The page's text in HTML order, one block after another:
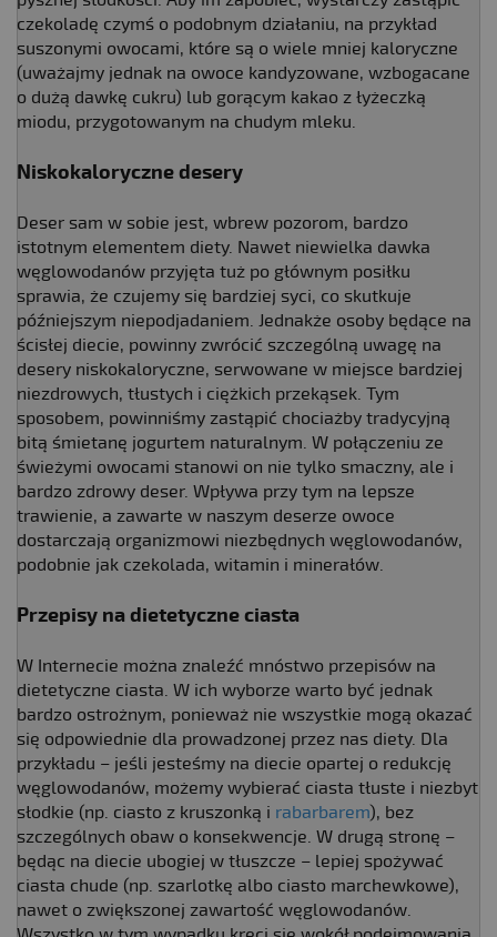
czekoladę czymś o podobnym działaniu, na przykład
suszonymi owocami, które są o wiele mniej kaloryczne
(uważajmy jednak na owoce kandyzowane, wzbogacane
o dużą dawkę cukru) lub gorącym kakao z łyżeczką
miodu, przygotowanym na chudym mleku.
Niskokaloryczne desery
Deser sam w sobie jest, wbrew pozorom, bardzo
istotnym elementem diety. Nawet niewielka dawka
węglowodanów przyjęta tuż po głównym posiłku
sprawia, że czujemy się bardziej syci, co skutkuje
późniejszym niepodjadaniem. Jednakże osoby będące na
ścisłej diecie, powinny zwrócić szczególną uwagę na
desery niskokaloryczne, serwowane w miejsce bardziej
niezdrowych, tłustych i ciężkich przekąsek. Tym
sposobem, powinniśmy zastąpić chociażby tradycyjną
bitą śmietanę jogurtem naturalnym. W połączeniu ze
świeżymi owocami stanowi on nie tylko smaczny, ale i
bardzo zdrowy deser. Wpływa przy tym na lepsze
trawienie, a zawarte w naszym deserze owoce
dostarczają organizmowi niezbędnych węglowodanów,
podobnie jak czekolada, witamin i minerałów.
Przepisy na dietetyczne ciasta
W Internecie można znaleźć mnóstwo przepisów na
dietetyczne ciasta. W ich wyborze warto być jednak
bardzo ostrożnym, ponieważ nie wszystkie mogą okazać
się odpowiednie dla prowadzonej przez nas diety. Dla
przykładu – jeśli jesteśmy na diecie opartej o redukcję
węglowodanów, możemy wybierać ciasta tłuste i niezbyt
słodkie (np. ciasto z kruszonką i rabarbarem), bez
szczególnych obaw o konsekwencje. W drugą stronę –
będąc na diecie ubogiej w tłuszcze – lepiej spożywać
ciasta chude (np. szarlotkę albo ciasto marchewkowe),
nawet o zwiększonej zawartość węglowodanów.